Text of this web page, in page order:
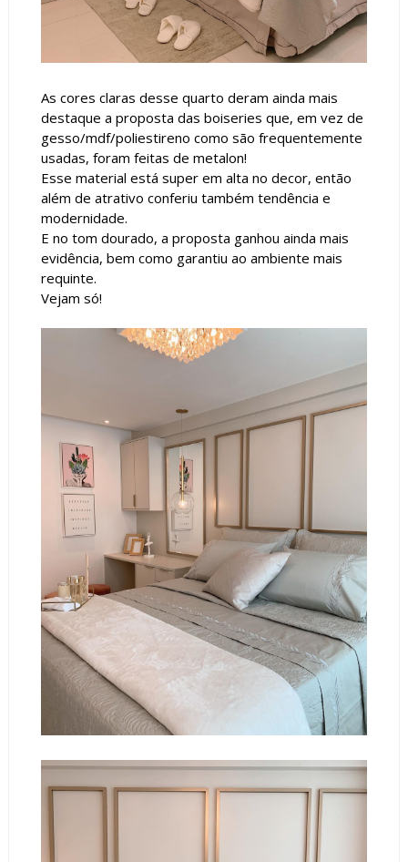
As cores claras desse quarto deram ainda mais
destaque a proposta das boiseries que, em vez de
gesso/mdf/poliestireno como são frequentemente
usadas, foram feitas de metalon!
Esse material está super em alta no decor, então
além de atrativo conferiu também tendência e
modernidade.
E no tom dourado, a proposta ganhou ainda mais
evidência, bem como garantiu ao ambiente mais
requinte.
Vejam só!